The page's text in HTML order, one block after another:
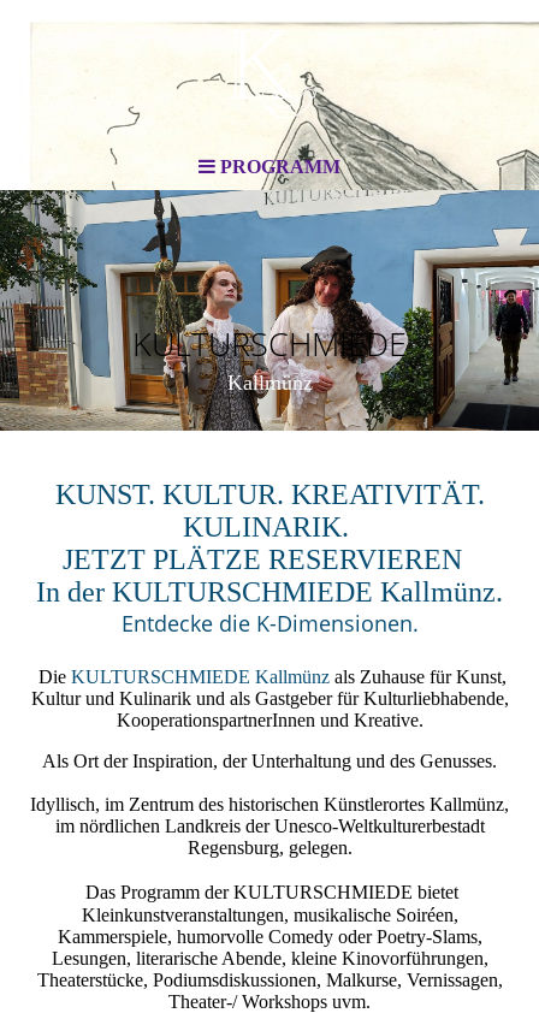
PROGRAMM
KULTURSCHMIEDE
Kallmünz
KUNST. KULTUR. KREATIVITÄT.
KULINARIK.
JETZT PLÄTZE RESERVIEREN
In der KULTURSCHMIEDE Kallmünz.
Entdecke die K-Dimensionen.
Die KULTURSCHMIEDE Kallmünz als Zuhause für Kunst,
Kultur und Kulinarik und als Gastgeber für Kulturliebhabende,
KooperationspartnerInnen und Kreative.
Als Ort der Inspiration, der Unterhaltung und des Genusses.
Idyllisch, im Zentrum des historischen Künstlerortes Kallmünz,
im nördlichen Landkreis der Unesco-Weltkulturerbestadt
Regensburg, gelegen.
Das Programm derKULTURSCHMIEDE bietet
Kleinkunstveranstaltungen, musikalische Soiréen,
Kammerspiele, humorvolle Comedy oder Poetry-Slams,
Lesungen, literarische Abende, kleine Kinovorführungen,
Theaterstücke, Podiumsdiskussionen, Malkurse, Vernissagen,
Theater-/ Workshops uvm.